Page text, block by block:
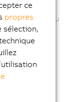
de
où le jeu
8G
ce
propres
sélection,